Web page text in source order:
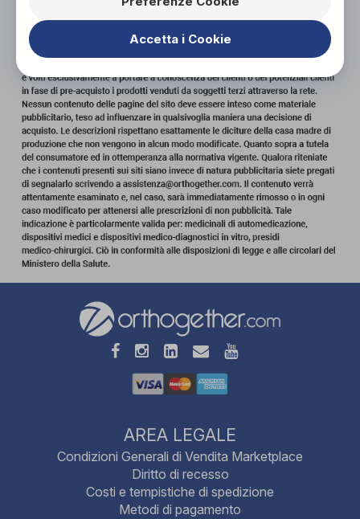
AREA LEGALE
Condizioni Generali di Vendita Marketplace
Diritto di recesso
Costi e tempistiche di spedizione
Metodi di pagamento
Accetta i Cookie